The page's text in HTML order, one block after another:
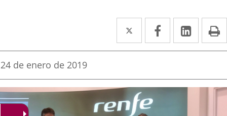
Twitter
Enlace
a
aplicación
externa.
Facebook
Enlace
a
aplicación
externa.
Enlace
a
Fecha
la
noticia
24 de enero de 2019